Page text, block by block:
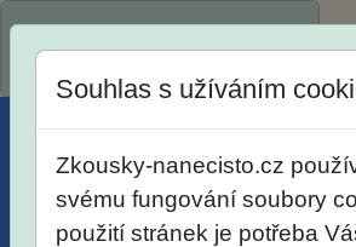
Menu Účet Košík
Souhlas s užíváním
Zkousky-nanecisto.cz
svému fungování soubory
použití stránek je potřeba